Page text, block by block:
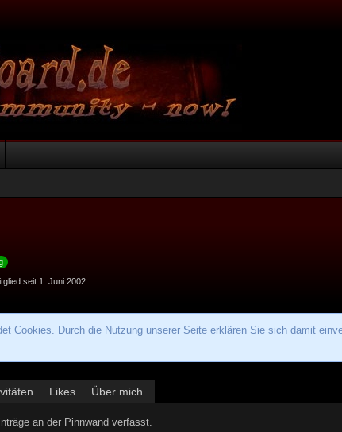
seit 1. Juni 2002
Cookies. Durch die Nutzung unserer Seite erklären Sie sich damit
Likes Über mich
an der Pinnwand verfasst.